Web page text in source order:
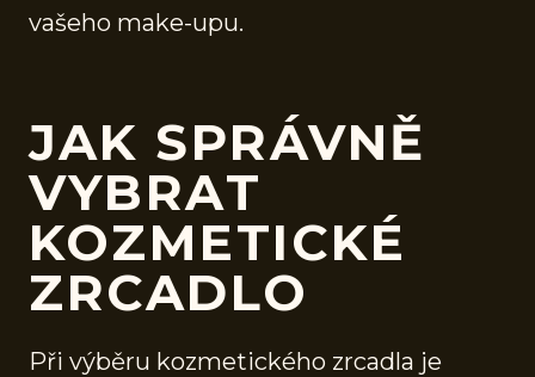
vašeho make-upu.
JAK SPRÁVNĚ
VYBRAT
KOZMETICKÉ
ZRCADLO
Při výběru kozmetického zrcadla je